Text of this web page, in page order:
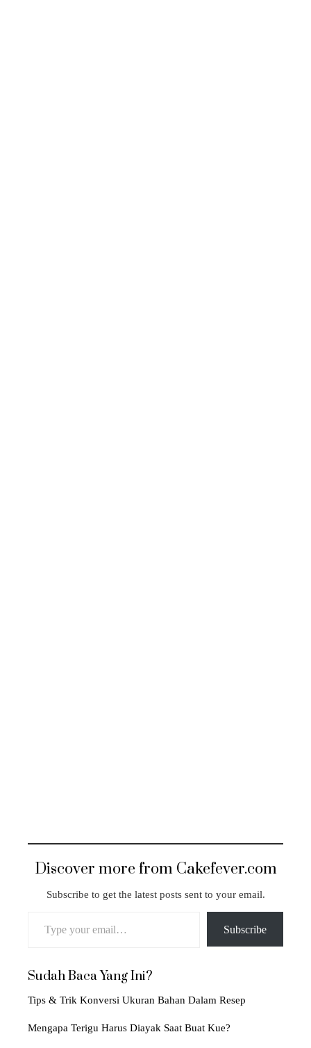
Discover more from Cakefever.com
Subscribe to get the latest posts sent to your email.
Subscribe
Sudah Baca Yang Ini?
Tips & Trik Konversi Ukuran Bahan Dalam Resep
Mengapa Terigu Harus Diayak Saat Buat Kue?